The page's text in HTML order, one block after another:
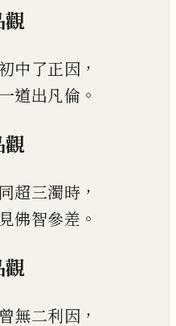
觀
中了正因 ，
一道出凡倫 。
觀
同超三濁時 ，
見佛智參差 。
觀
曾無二利因 ，